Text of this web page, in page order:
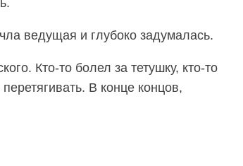
ведущая и глубоко задумалась.
Кто-то болел за тетушку, кто-то
В конце концов,